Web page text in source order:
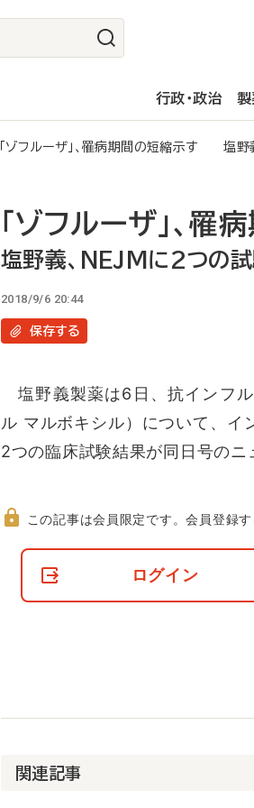
行政・政治 製
「ゾフルーザ」、罹病期間の短縮示す 塩
「ゾフルーザ」、
塩野義、NEJMに2つの
2018/9/6 20:44
保存する
塩野義製薬は6日、抗インフ
ル マルボキシル）について、イ
2つの臨床試験結果が同日号の
て
この記事は会員限定です。会員登録
ログイン
関連記事